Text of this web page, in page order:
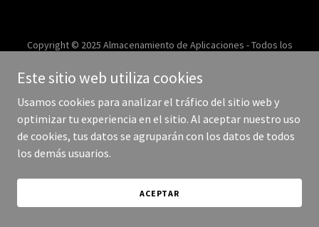
Copyright © 2025 Almacenamiento de Aplicaciones - Todos los
Este sitio web utiliza cookies
Usamos cookies para analizar el tráfico del sitio web y
optimizar tu experiencia en el sitio. Al aceptar nuestro uso
de cookies, tus datos se agruparán con los datos de todos
los demás usuarios.
ACEPTAR